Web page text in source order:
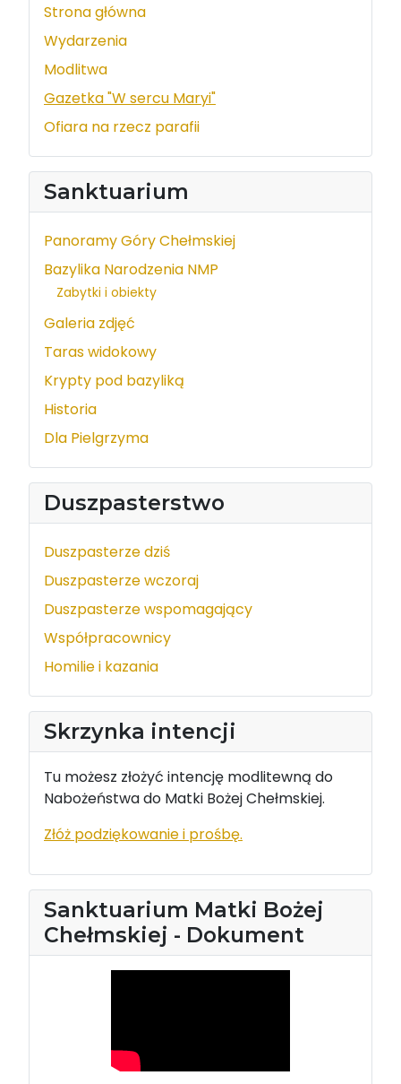
Strona główna
Wydarzenia
Modlitwa
Gazetka "W sercu Maryi"
Ofiara na rzecz parafii
Sanktuarium
Panoramy Góry Chełmskiej
Bazylika Narodzenia NMP
Zabytki i obiekty
Galeria zdjęć
Taras widokowy
Krypty pod bazyliką
Historia
Dla Pielgrzyma
Duszpasterstwo
Duszpasterze dziś
Duszpasterze wczoraj
Duszpasterze wspomagający
Współpracownicy
Homilie i kazania
Skrzynka intencji
Tu możesz złożyć intencję modlitewną do
Nabożeństwa do Matki Bożej Chełmskiej.
Złóż podziękowanie i prośbę.
Sanktuarium Matki Bożej
Chełmskiej - Dokument